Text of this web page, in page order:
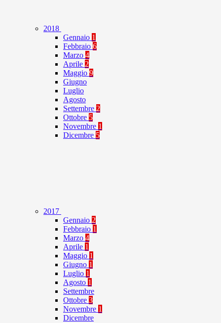
2018
Gennaio 1
Febbraio 6
Marzo 4
Aprile 2
Maggio 9
Giugno
Luglio
Agosto
Settembre 2
Ottobre 5
Novembre 1
Dicembre 5
2017
Gennaio 2
Febbraio 1
Marzo 4
Aprile 1
Maggio 1
Giugno 1
Luglio 1
Agosto 1
Settembre
Ottobre 3
Novembre 1
Dicembre